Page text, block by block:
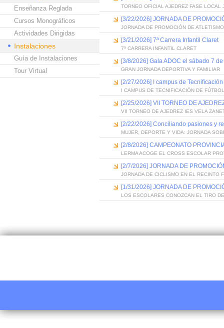
Enseñanza Reglada
Cursos Monográficos
Actividades Dirigidas
Instalaciones
Guía de Instalaciones
Tour Virtual
TORNEO OFICIAL AJEDREZ FASE LOCAL
[3/22/2026] JORNADA DE
JORNADA DE PROMOCIÓN DE
[3/21/2026] 7ª Carrera Infantil Claret
7ª CARRERA INFANTIL CLARET
[3/8/2026] Gala ADOC el sábado 7
GRAN JORNADA DEPORTIVA Y FAMILIAR
[2/27/2026] I campus de
I CAMPUS DE TECNIFICACIÓN DE
[2/25/2026] VII TORNEO DE
VII TORNEO DE AJEDREZ IES VELA
[2/22/2026] Conciliando pasiones y
MUJER, DEPORTE Y VIDA: JORNADA
[2/8/2026] CAMPEONATO
LERMA ACOGE EL CROSS ESCOLAR
[2/7/2026] JORNADA DE
JORNADA DE CICLISMO EN EL RECINTO
[1/31/2026] JORNADA DE
LOS ESCOLARES CONOZCAN EL TIRO